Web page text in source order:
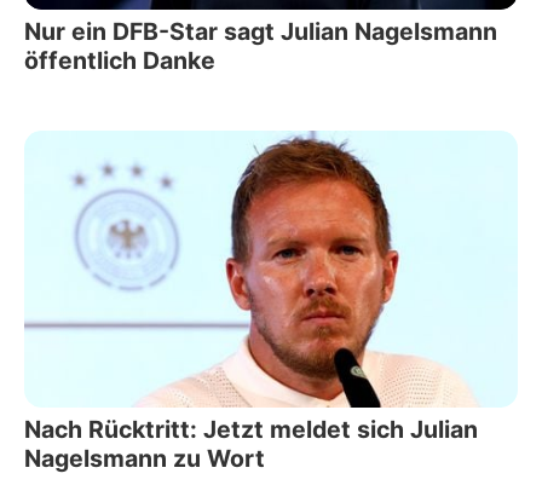
Nur ein DFB-Star sagt Julian Nagelsmann
öffentlich Danke
Nach Rücktritt: Jetzt meldet sich Julian
Nagelsmann zu Wort